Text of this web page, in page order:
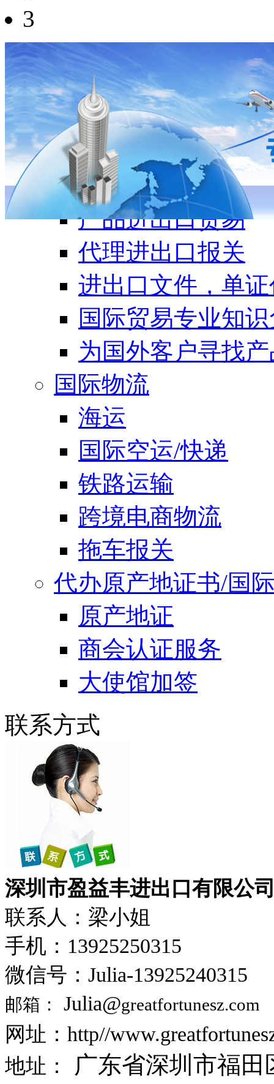
3
服务项目
进出口贸易
产品进出口贸易
代理进出口报关
进出口文件，单
国际贸易专业知
为国外客户寻找
国际物流
海运
国际空运/快递
铁路运输
跨境电商物流
拖车报关
代办原产地证书/国
原产地证
商会认证服务
大使馆加签
联系方式
深圳市盈益丰进出口有限公
联系人：梁小姐
手机：13925250315
微信号：Julia-13925240315
邮箱： Julia@greatfortunesz.com
网址：http//
地址：
广东省深圳市福